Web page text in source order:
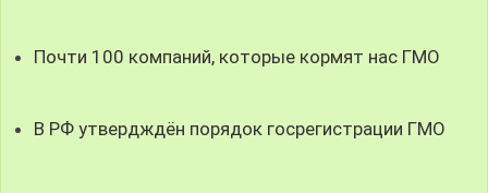
Почти 100 компаний, которые кормят нас ГМО
В РФ утвердждён порядок госрегистрации ГМО